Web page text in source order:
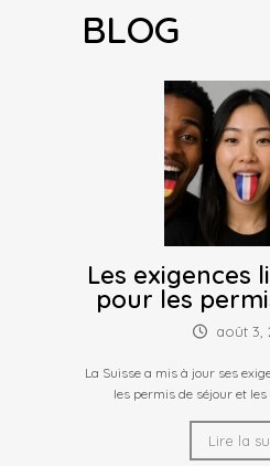
BLOG
Les exigences
pour les
août 3,
La Suisse a mis à jour ses
les permis de séjour et les
Lire la